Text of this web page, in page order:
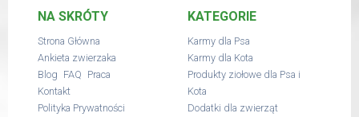
NA SKRÓTY
Strona Główna
Ankieta zwierzaka
Blog FAQ Praca
Kontakt
Polityka Prywatności
KATEGORIE
Karmy dla Psa
Karmy dla Kota
Produkty ziołowe dla Psa i
Kota
Dodatki dla zwierząt